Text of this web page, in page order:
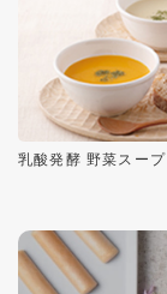
乳酸発酵 野菜スープ